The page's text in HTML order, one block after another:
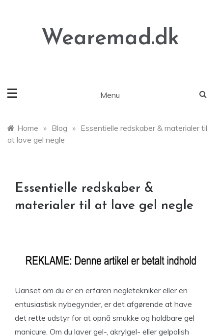
Wearemad.dk
Menu
Home » Blog » Essentielle redskaber & materialer til
at lave gel negle
Essentielle redskaber &
materialer til at lave gel negle
Uanset om du er en erfaren negletekniker eller en
entusiastisk nybegynder, er det afgørende at have
det rette udstyr for at opnå smukke og holdbare gel
manicure. Om du laver gel-, akrylgel- eller gelpolish